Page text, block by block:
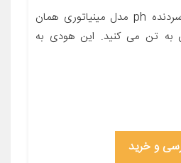
معرفی محصول هودی سردنده ph مدل مینیاتوری همان
تن می کنید. این هودی به
و خرید